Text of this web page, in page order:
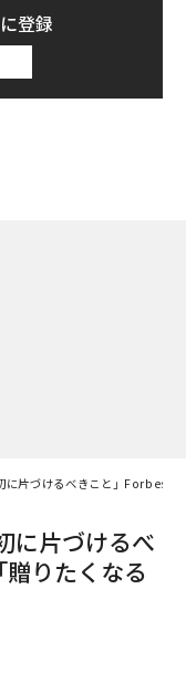
登録
に片づけるべきこと」Forbes
に片づけるべ
りたくなる